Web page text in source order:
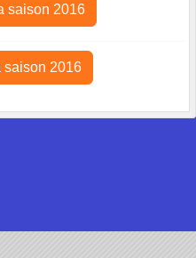
saison 2016
saison 2016